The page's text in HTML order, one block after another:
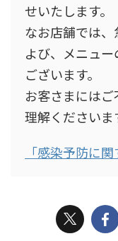
せいたします。
なお店舗では
よび、メニュ
ございます。
お客さまには
理解くださいま
「感染予防に